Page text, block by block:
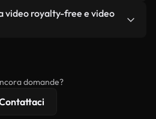
filmati puliti e pronti
ritagliare o remixare i
solo che il prodotto
video royalty-free e video
domande?